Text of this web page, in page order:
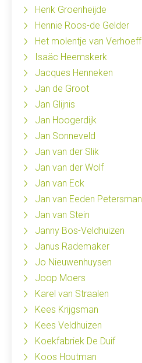
Henk Groenheijde
Hennie Roos-de Gelder
Het molentje van Verhoeff
Isaäc Heemskerk
Jacques Henneken
Jan de Groot
Jan Glijnis
Jan Hoogerdijk
Jan Sonneveld
Jan van der Slik
Jan van der Wolf
Jan van Eck
Jan van Eeden Petersman
Jan van Stein
Janny Bos-Veldhuizen
Janus Rademaker
Jo Nieuwenhuysen
Joop Moers
Karel van Straalen
Kees Krijgsman
Kees Veldhuizen
Koekfabriek De Duif
Koos Houtman